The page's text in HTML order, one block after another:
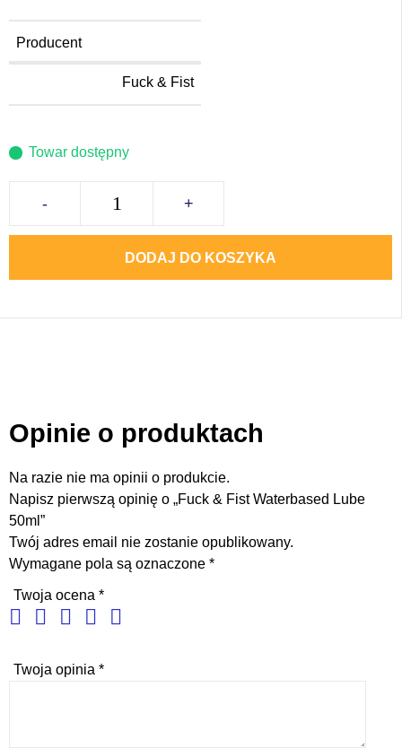
Producent
Fuck & Fist
Towar dostępny
- +
DODAJ DO KOSZYKA
Opinie o produktach
Na razie nie ma opinii o produkcie.
Napisz pierwszą opinię o „Fuck & Fist Waterbased Lube
50ml”
Twój adres email nie zostanie opublikowany.
Wymagane pola są oznaczone *
Twoja ocena *
Twoja opinia *